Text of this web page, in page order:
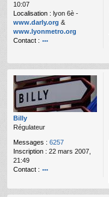
10:07
Localisation : lyon 6è -
www.darly.org &
www.lyonmetro.org
Contact :
ac
te
r
n
a
n
Billy
Régulateur
Messages : 6257
Inscription : 22 mars 2007,
21:49
Contact :
nt